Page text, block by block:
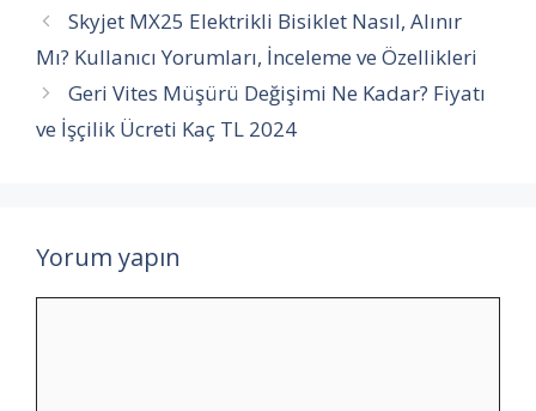
Skyjet MX25 Elektrikli Bisiklet Nasıl, Alınır
Mı? Kullanıcı Yorumları, İnceleme ve Özellikleri
Geri Vites Müşürü Değişimi Ne Kadar? Fiyatı
ve İşçilik Ücreti Kaç TL 2024
Yorum yapın